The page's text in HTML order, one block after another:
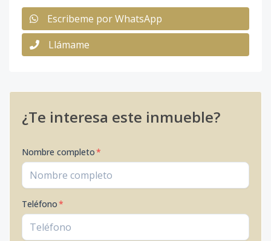
Escribeme por WhatsApp
Llámame
¿Te interesa este inmueble?
Nombre completo*
Teléfono*